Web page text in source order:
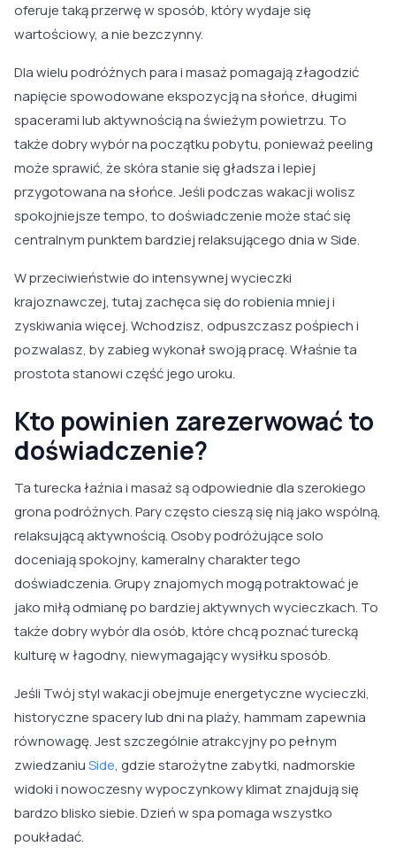
oferuje taką przerwę w sposób, który wydaje się
wartościowy, a nie bezczynny.
Dla wielu podróżnych para i masaż pomagają złagodzić
napięcie spowodowane ekspozycją na słońce, długimi
spacerami lub aktywnością na świeżym powietrzu. To
także dobry wybór na początku pobytu, ponieważ peeling
może sprawić, że skóra stanie się gładsza i lepiej
przygotowana na słońce. Jeśli podczas wakacji wolisz
spokojniejsze tempo, to doświadczenie może stać się
centralnym punktem bardziej relaksującego dnia w Side.
W przeciwieństwie do intensywnej wycieczki
krajoznawczej, tutaj zachęca się do robienia mniej i
zyskiwania więcej. Wchodzisz, odpuszczasz pośpiech i
pozwalasz, by zabieg wykonał swoją pracę. Właśnie ta
prostota stanowi część jego uroku.
Kto powinien zarezerwować to
doświadczenie?
Ta turecka łaźnia i masaż są odpowiednie dla szerokiego
grona podróżnych. Pary często cieszą się nią jako wspólną,
relaksującą aktywnością. Osoby podróżujące solo
doceniają spokojny, kameralny charakter tego
doświadczenia. Grupy znajomych mogą potraktować je
jako miłą odmianę po bardziej aktywnych wycieczkach. To
także dobry wybór dla osób, które chcą poznać turecką
kulturę w łagodny, niewymagający wysiłku sposób.
Jeśli Twój styl wakacji obejmuje energetyczne wycieczki,
historyczne spacery lub dni na plaży, hammam zapewnia
równowagę. Jest szczególnie atrakcyjny po pełnym
zwiedzaniuSide, gdzie starożytne zabytki, nadmorskie
widoki i nowoczesny wypoczynkowy klimat znajdują się
bardzo blisko siebie. Dzień w spa pomaga wszystko
poukładać.